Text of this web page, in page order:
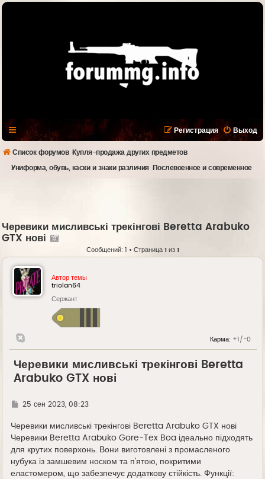
Выход
Регистрация
Список форумов Купля-продажа других предметов
Униформа, обувь, каски и знаки различия Послевоенное и современное
Черевики мисливські трекінгові Beretta Arabuko
GTX нові
Сообщений: 1 • Страница 1из 1
Автор темы
triolan64
Сержант
Карма: +1/-0
Черевики мисливські трекінгові Beretta
Arabuko GTX нові
Г25 сен 2023, 08:23
Черевики мисливські трекінгові Beretta Arabuko GTX нові
Черевики Beretta Arabuko Gore-Tex Boa ідеально підходять
для крутих поверхонь. Вони виготовлені з промасленого
нубука із замшевим носком та п'ятою, покритими
еластомером, що забезпечує додаткову стійкість. Функції: